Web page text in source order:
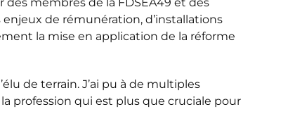
de rémunération, d’installations
la mise en application de la réforme
de terrain. J’ai pu à de multiples
profession qui est plus que cruciale pour